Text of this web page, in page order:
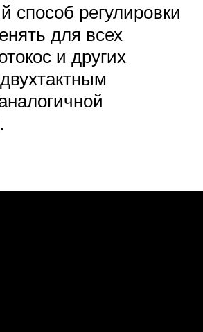
способ регулировки
для всех
и других